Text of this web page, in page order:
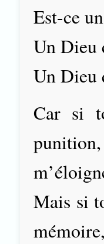
Est-ce
Un Dieu
Un Dieu
Car si
Mais si